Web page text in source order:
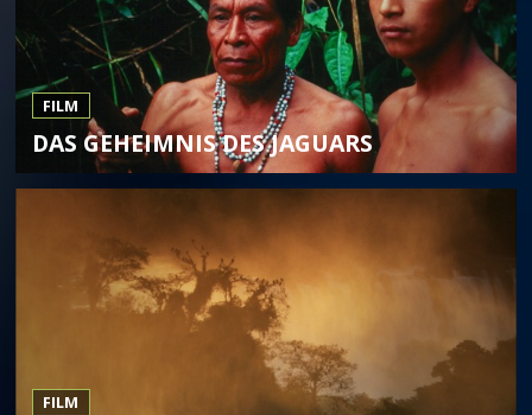
FILM
DAS GEHEIMNIS DES JAGUARS
FILM